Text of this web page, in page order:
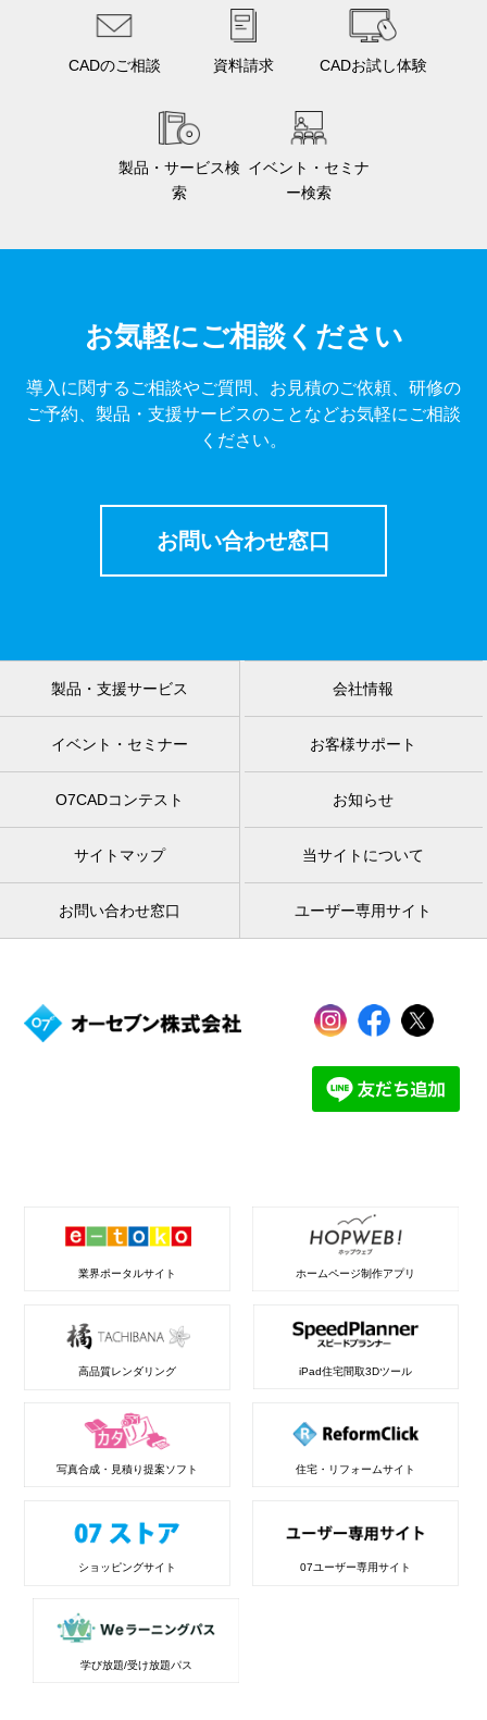
CADのご相談 資料請求 CADお試し体験
製品・サービス検
索
イベント・セミナ
ー検索
お気軽にご相談ください
導入に関するご相談やご質問、お見積のご依頼、研修の
ご予約、製品・支援サービスのことなどお気軽にご相談
ください。
お問い合わせ窓口
製品・支援サービス 会社情報
イベント・セミナー お客様サポート
O7CADコンテスト お知らせ
サイトマップ 当サイトについて
お問い合わせ窓口 ユーザー専用サイト
業界ポータルサイト ホームページ制作アプリ
高品質レンダリング iPad住宅間取3Dツール
写真合成・見積り提案ソフト 住宅・リフォームサイト
ショッピングサイト 07ユーザー専用サイト
学び放題/受け放題パス